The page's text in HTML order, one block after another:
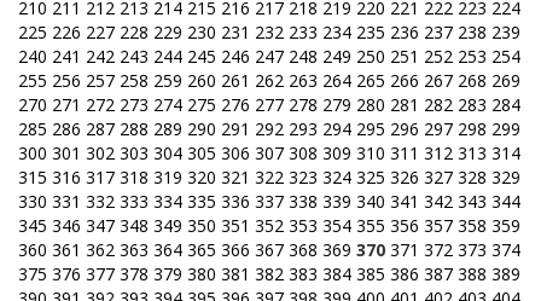
210 211 212 213 214 215 216 217 218 219 220 221 222 223 224
225 226 227 228 229 230 231 232 233 234 235 236 237 238 239
240 241 242 243 244 245 246 247 248 249 250 251 252 253 254
255 256 257 258 259 260 261 262 263 264 265 266 267 268 269
270 271 272 273 274 275 276 277 278 279 280 281 282 283 284
285 286 287 288 289 290 291 292 293 294 295 296 297 298 299
300 301 302 303 304 305 306 307 308 309 310 311 312 313 314
315 316 317 318 319 320 321 322 323 324 325 326 327 328 329
330 331 332 333 334 335 336 337 338 339 340 341 342 343 344
345 346 347 348 349 350 351 352 353 354 355 356 357 358 359
360 361 362 363 364 365 366 367 368 369 370 371 372 373 374
375 376 377 378 379 380 381 382 383 384 385 386 387 388 389